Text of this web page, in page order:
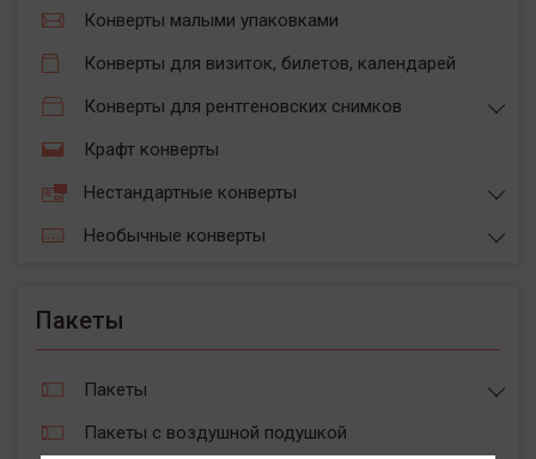
Конверты малыми упаковками
Конверты для визиток, билетов, календарей
Конверты для рентгеновских снимков
Крафт конверты
Нестандартные конверты
Необычные конверты
Пакеты
Пакеты
Пакеты с воздушной подушкой